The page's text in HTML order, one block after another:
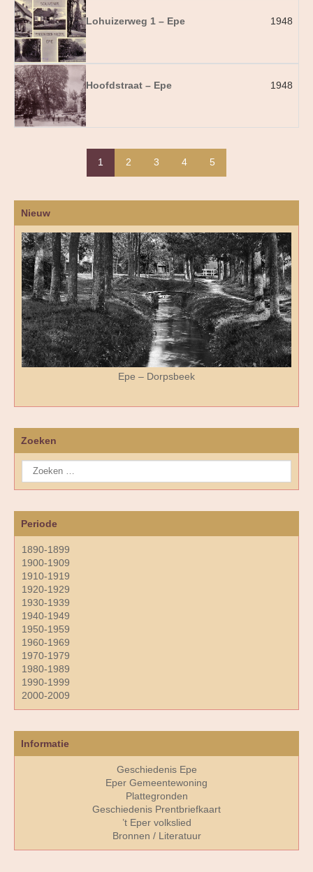
Lohuizerweg 1 – Epe 1948
Hoofdstraat – Epe 1948
1 2 3 4 5
Nieuw
Epe – Dorpsbeek
Zoeken
Periode
1890-1899
1900-1909
1910-1919
1920-1929
1930-1939
1940-1949
1950-1959
1960-1969
1970-1979
1980-1989
1990-1999
2000-2009
Informatie
Geschiedenis Epe
Eper Gemeentewoning
Plattegronden
Geschiedenis Prentbriefkaart
’t Eper volkslied
Bronnen / Literatuur